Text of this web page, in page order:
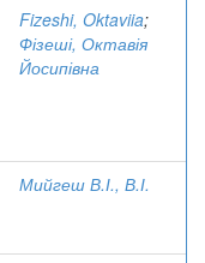
Fizeshi, Oktaviia;
Фізеші, Октавія
Йосипівна
Мийгеш В.І., В.І.